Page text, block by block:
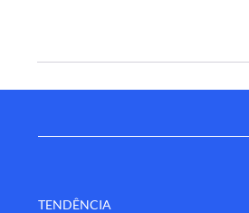
TENDÊNCIA